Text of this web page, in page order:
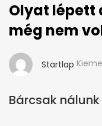
Olyat lépett
még nem
Startlap
Bárcsak